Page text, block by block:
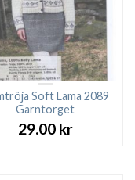
Soft Lama 2089
Garntorget
29.00 kr